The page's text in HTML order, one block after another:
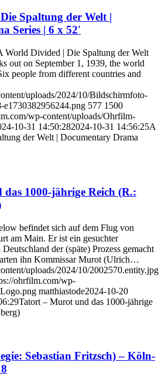
Spaltung der Welt |
Series | 6 x 52′
Divided | Die Spaltung der Welt
out on September 1, 1939, the world
people from different countries and
uploads/2024/10/Bildschirmfoto-
e1730382956244.png 577 1500
wp-content/uploads/Ohrfilm-
10-31 14:50:282024-10-31 14:56:25A
der Welt | Documentary Drama
1000-jährige Reich (R.:
befindet sich auf dem Flug von
am Main. Er ist ein gesuchter
der (späte) Prozess gemacht
ihn Kommissar Murot (Ulrich…
uploads/2024/10/2002570.entity.jpg
ohrfilm.com/wp-
matthiastode2024-10-20
Tatort – Murot und das 1000-jährige
Sebastian Fritzsch) – Köln-